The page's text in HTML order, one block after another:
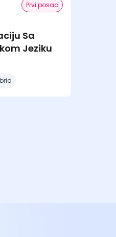
Prvi posao
Sa
Jeziku